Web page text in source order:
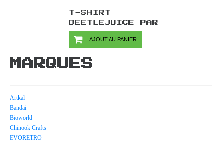
T-SHIRT
BEETLEJUICE PAR
BIOWORLD - MUG
SHOT (NOIR)
AJOUT AU PANIER
MARQUES
Artkal
Bandai
Bioworld
Chinook Crafts
EVORETRO